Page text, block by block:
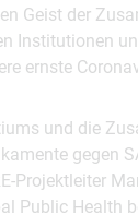
Geist der
Institutionen
ernste
und die
gegen
Projektleiter
Public Health